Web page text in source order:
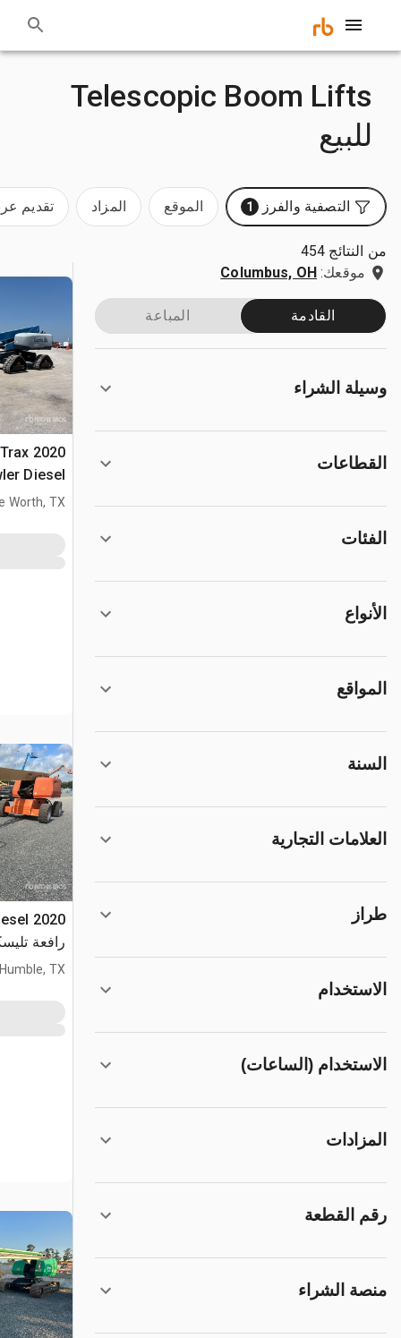
Telescopic Boom Lifts
للبيع
التصفية والفرز 1 الموقع المزاد تقديم
من النتائج 454
موقعك: Columbus, OH
القادمة المباعة
وسيلة الشراء
القطاعات
الفئات
الأنواع
المواقع
السنة
العلامات التجارية
طراز
الاستخدام
الاستخدام (الساعات)
المزادات
رقم القطعة
منصة الشراء
Trax
بذراع
Worth, TX
رافعة
TX